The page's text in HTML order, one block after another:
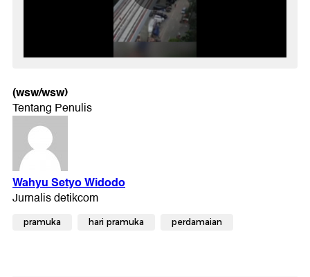
(wsw/wsw)
pramuka hari pramuka perdamaian